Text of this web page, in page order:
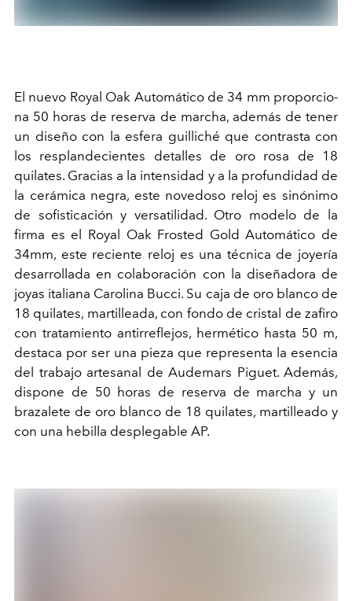
El nuevo Royal Oak Automático de 34 mm proporcio-
na 50 horas de reserva de marcha, además de tener
un diseño con la esfera guilliché que contrasta con
los resplandecientes detalles de oro rosa de 18
quilates. Gracias a la intensidad y a la profundidad de
la cerámica negra, este novedoso reloj es sinónimo
de sofisticación y versatilidad. Otro modelo de la
firma es el Royal Oak Frosted Gold Automático de
34mm, este reciente reloj es una técnica de joyería
desarrollada en colaboración con la diseñadora de
joyas italiana Carolina Bucci. Su caja de oro blanco de
18 quilates, martilleada, con fondo de cristal de zafiro
con tratamiento antirreflejos, hermético hasta 50 m,
destaca por ser una pieza que representa la esencia
del trabajo artesanal de Audemars Piguet. Además,
dispone de 50 horas de reserva de marcha y un
brazalete de oro blanco de 18 quilates, martilleado y
con una hebilla desplegable AP.